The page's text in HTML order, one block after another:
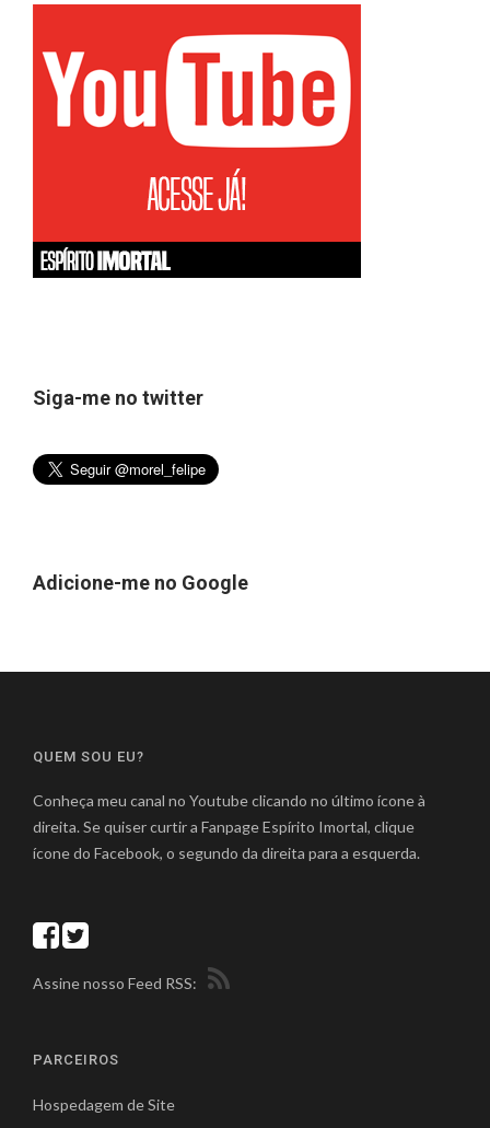
Siga-me no twitter
Adicione-me no Google
QUEM SOU EU?
Conheça meu canal no Youtube clicando no último ícone à
direita. Se quiser curtir a Fanpage Espírito Imortal, clique
ícone do Facebook, o segundo da direita para a esquerda.
Assine nosso Feed RSS:
PARCEIROS
Hospedagem de Site